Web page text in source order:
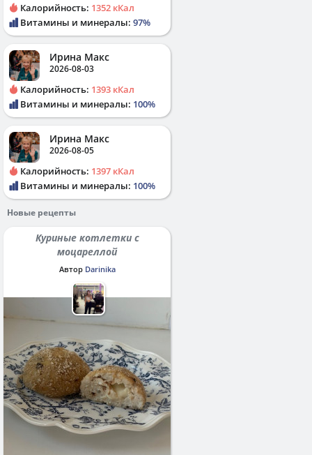
Калорийность: 1352 кКал
Витамины и минералы: 97%
Ирина Макс
2026-08-03
Калорийность: 1393 кКал
Витамины и минералы: 100%
Ирина Макс
2026-08-05
Калорийность: 1397 кКал
Витамины и минералы: 100%
Новые рецепты
Куриные котлетки с
моцареллой
Автор Darinika